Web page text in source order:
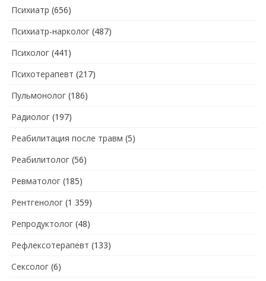
Психиатр (656)
Психиатр-нарколог (487)
Психолог (441)
Психотерапевт (217)
Пульмонолог (186)
Радиолог (197)
Реабилитация после травм (5)
Реабилитолог (56)
Ревматолог (185)
Рентгенолог (1 359)
Репродуктолог (48)
Рефлексотерапевт (133)
Сексолог (6)